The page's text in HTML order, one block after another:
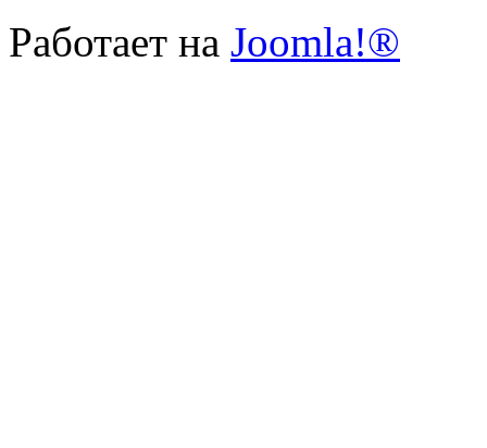
Работает на Joomla!®